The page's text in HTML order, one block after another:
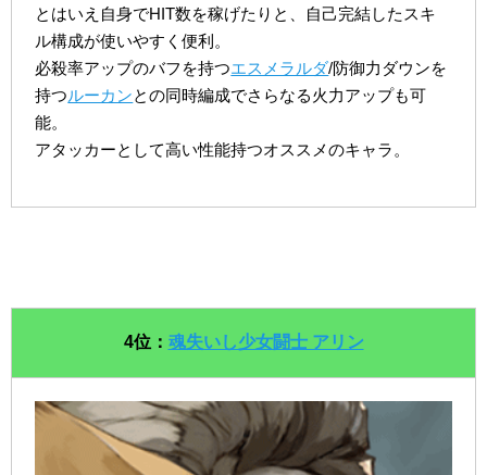
とはいえ自身でHIT数を稼げたりと、自己完結したスキ
ル構成が使いやすく便利。
必殺率アップのバフを持つエスメラルダ/防御力ダウンを
持つルーカンとの同時編成でさらなる火力アップも可
能。
アタッカーとして高い性能持つオススメのキャラ。
4位： 魂失いし少女闘士 アリン